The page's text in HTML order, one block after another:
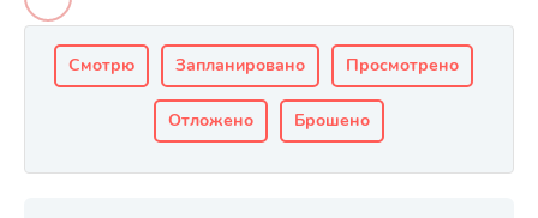
Смотрю Запланировано Просмотрено
Отложено Брошено